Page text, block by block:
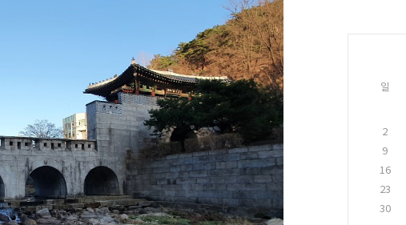
일
2
9
16
23
30